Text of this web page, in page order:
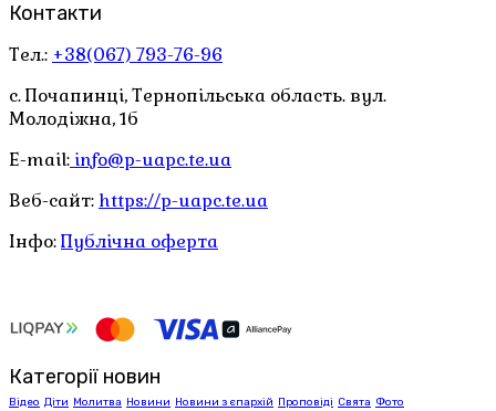
Контакти
Тел.: +38(067) 793-76-96
с. Почапинці, Тернопільська область. вул.
Молодіжна, 1б
E-mail: info@p-uapc.te.ua
Веб-сайт: https://p-uapc.te.ua
Інфо:Публічна оферта
Категорії новин
Відео Діти Молитва Новини Новини з єпархій Проповіді Свята Фото